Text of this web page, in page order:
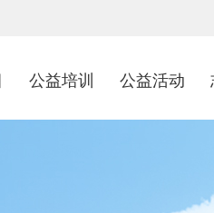
公益培训 公益活动